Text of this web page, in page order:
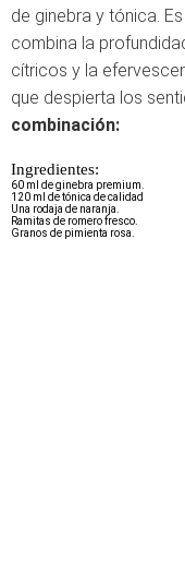
de ginebra y tónica.
combina la
cítricos y la
que despierta los
combinación:
Ingredientes:
60 ml de ginebra premium.
120 ml de tónica de calidad
Una rodaja de naranja.
Ramitas de romero fresco.
Granos de pimienta rosa.